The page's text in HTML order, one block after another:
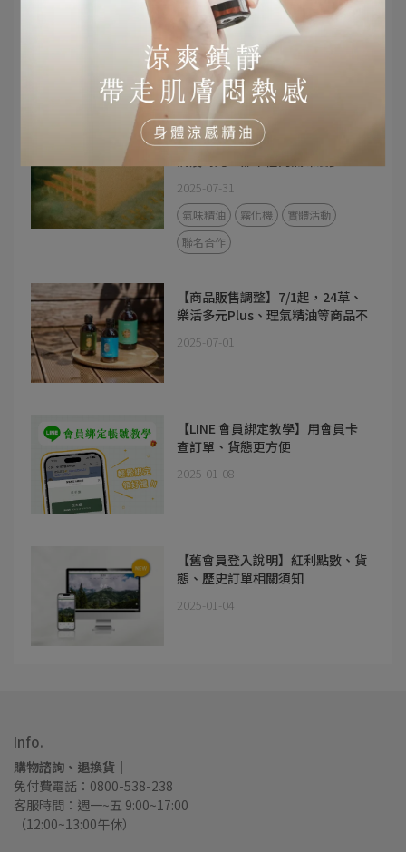
【Memory Air氣味精油】新品上
市，專屬從 16 歲到 55 歲的情境配
方
2025-08-01
氣味精油 霧化機
【實體活動】8～9月 Memory Air
2025-07-31
氣味精油 霧化機
實體活動
聯名合作
【商品販售調整】7/1起，24草、
樂活多元Plus、理氣精油等商品不
再於購物網販售
2025-07-01
【LINE 會員綁定教學】用會員卡
查訂單、貨態更方便
2025-01-08
【舊會員登入說明】紅利點數、貨
態、歷史訂單相關須知
2025-01-04
Info.
購物諮詢、退換貨｜
免付費電話：0800-538-238
客服時間：週一~五 9:00~17:00
（12:00~13:00午休）